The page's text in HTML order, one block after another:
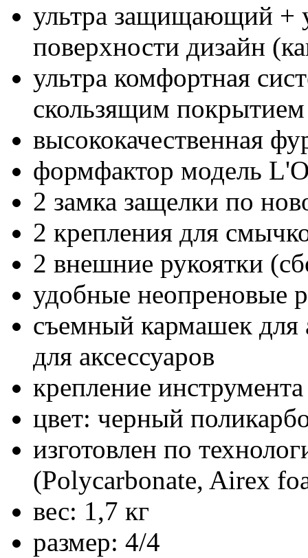
ультра защищающий +
поверхности дизайн
ультра комфортная
скользящим покрытием
высококачественная
формфактор модель
2 замка защелки по
2 крепления для
2 внешние рукоятки
удобные неопреновые
съемный кармашек для
для аксессуаров
крепление
цвет: черный
изготовлен по
(Polycarbonate, Airex
вес: 1,7 кг
размер: 4/4